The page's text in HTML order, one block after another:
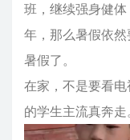
班，继续强身健
年，那么暑假依
暑假了。
在家，不是要看
的学生主流真奔走